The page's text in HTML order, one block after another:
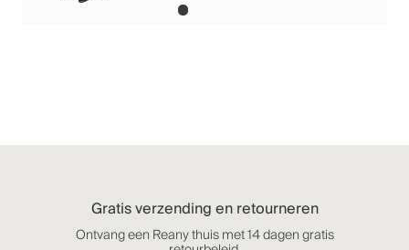
Gratis verzending en retourneren
Ontvang een Reany thuis met 14 dagen gratis